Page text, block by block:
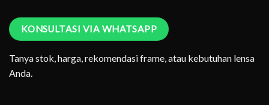
KONSULTASI VIA WHATSAPP
Tanya stok, harga, rekomendasi frame, atau kebutuhan lensa
Anda.